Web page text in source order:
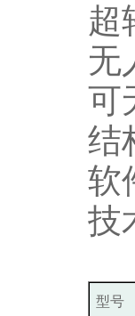
超
无
可
结
软
技
型号